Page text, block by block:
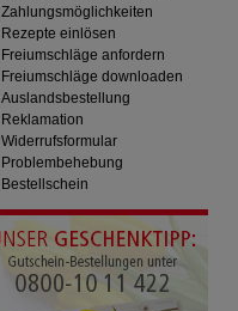
Zahlungsmöglichkeiten
Rezepte einlösen
Freiumschläge anfordern
Freiumschläge downloaden
Auslandsbestellung
Reklamation
Widerrufsformular
Problembehebung
Bestellschein